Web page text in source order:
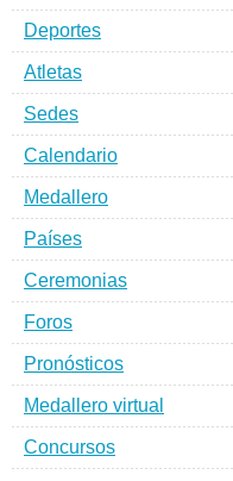
Deportes
Atletas
Sedes
Calendario
Medallero
Países
Ceremonias
Foros
Pronósticos
Medallero virtual
Concursos